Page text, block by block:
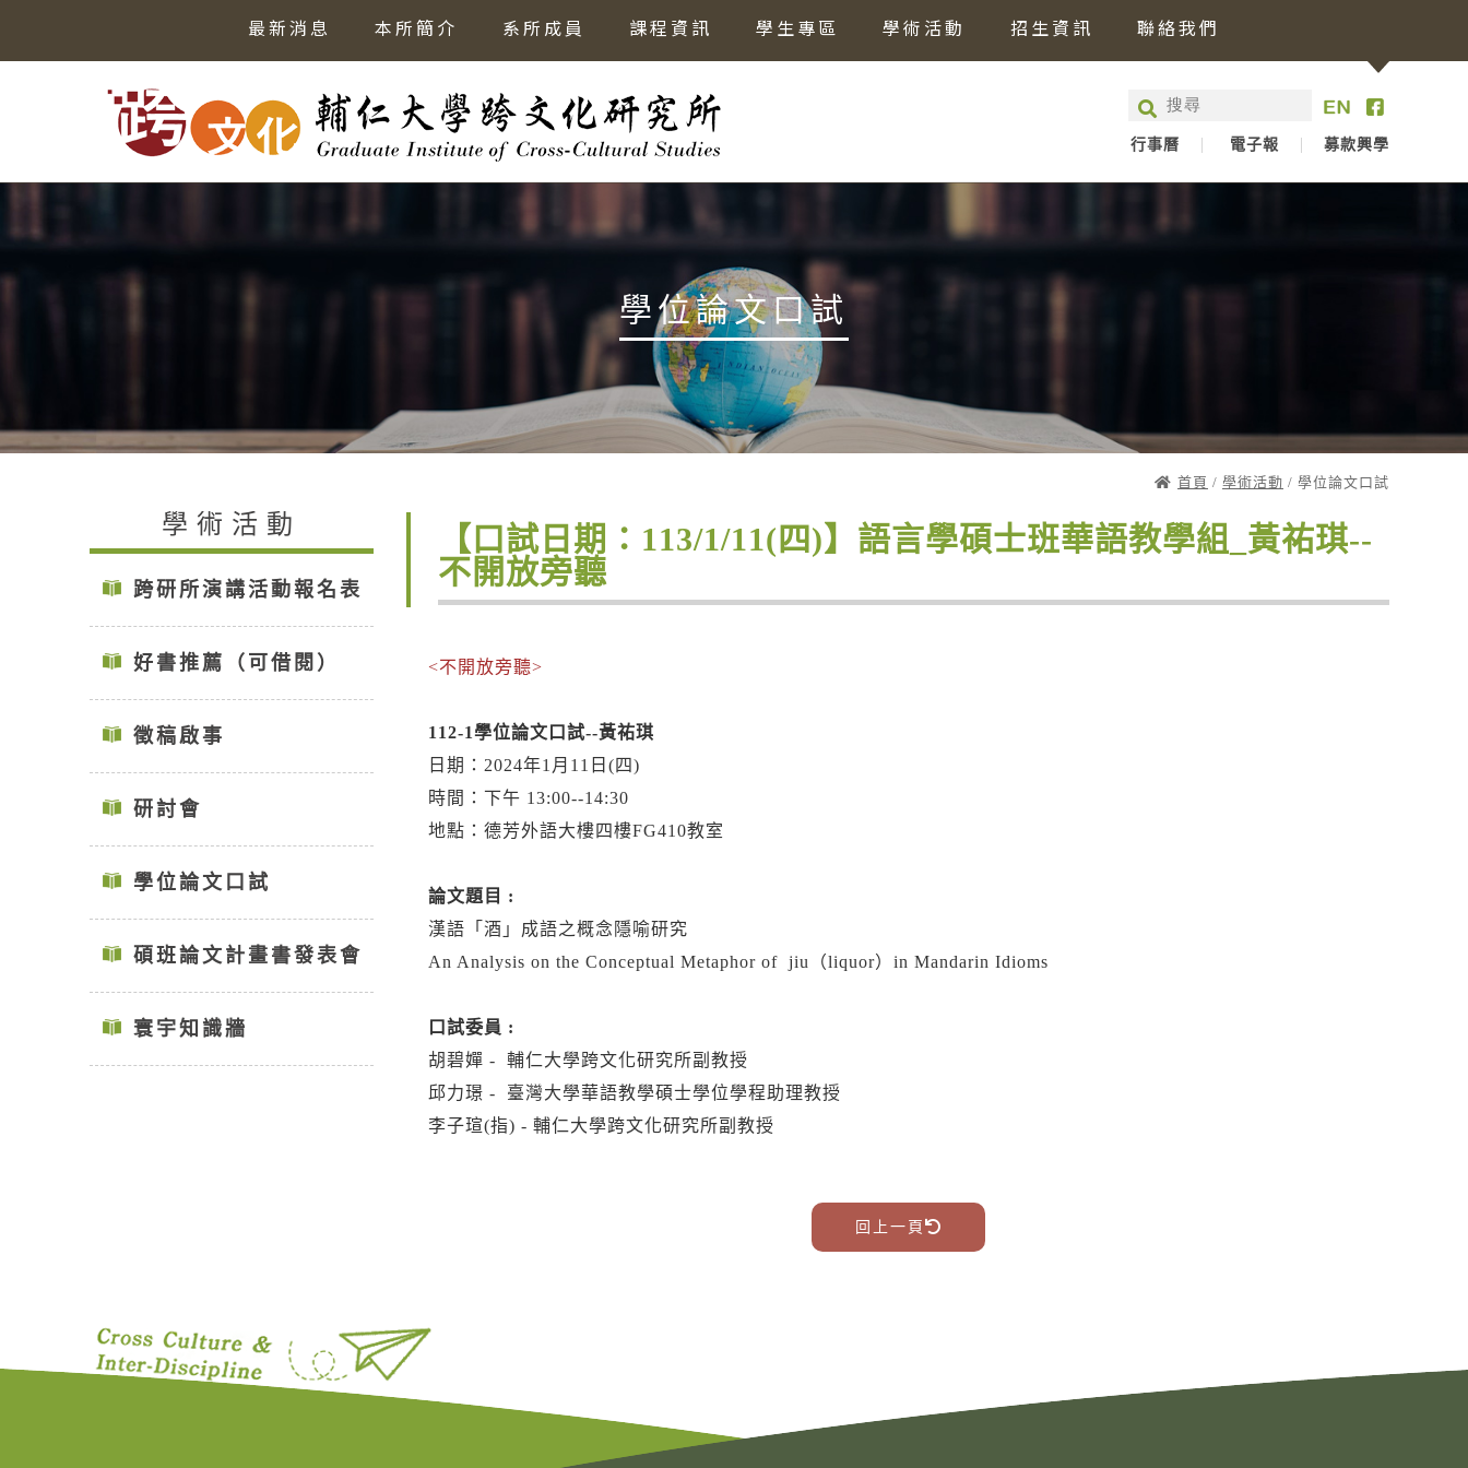
最新消息 本所簡介 系所成員 課程資訊 學生專區 學術活動 招生資訊 聯絡我們
行事曆 電子報 募款興學
學位論文口試
首頁 / 學術活動 / 學位論文口試
學術活動
跨研所演講活動報名表
好書推薦（可借閱）
徵稿啟事
研討會
學位論文口試
碩班論文計畫書發表會
寰宇知識牆
【口試日期：113/1/11(四)】語言學碩士班華語教學組_黃祐琪--
不開放旁聽
<不開放旁聽>
112-1學位論文口試--黃祐琪
日期：2024年1月11日(四)
時間：下午 13:00--14:30
地點：德芳外語大樓四樓FG410教室
論文題目 :
漢語「酒」成語之概念隱喻研究
An Analysis on the Conceptual Metaphor of jiu（liquor）in Mandarin Idioms
口試委員 :
胡碧嬋 - 輔仁大學跨文化研究所副教授
邱力璟 - 臺灣大學華語教學碩士學位學程助理教授
李子瑄(指) - 輔仁大學跨文化研究所副教授
回上一頁